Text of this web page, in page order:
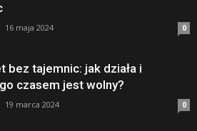
16 maja 2024 0
bez tajemnic: jak działa i
czasem jest wolny?
19 marca 2024 0